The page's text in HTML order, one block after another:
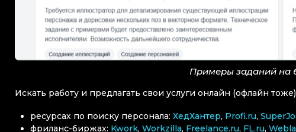
Примеры заданий на
Искать работу и предлагать свои услуги онлайн (офлайн
ресурсах по поиску персонала:ХедХантер, Profi.ru,
фриланс-биржах: Kwork,Workzilla, Freelance.ru, FL.ru,